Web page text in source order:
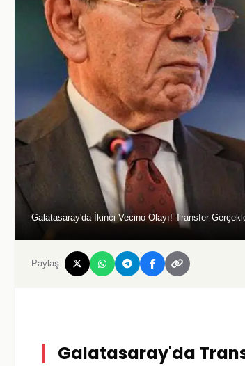
Galatasaray'da İkinci Vecino Olayı! Transfer
Paylaş
Galatasaray'da